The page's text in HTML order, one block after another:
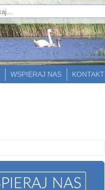
KONTAKT
WSPIERAJ NAS